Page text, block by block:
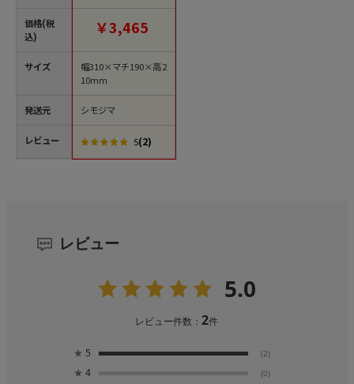
価格(税
込)
サイズ
発送元
レビュー
￥3,465
幅310×マチ190×高2
10mm
シモジマ
5(2)
レビュー
5.0
レビュー件数：2件
★ 5 (2)
★ 4 (0)